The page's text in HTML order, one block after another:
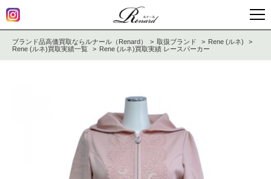
ブランド品高価買取ならルナール（Renard） 取扱ブランド
Rene (ルネ)
Rene (ルネ)買取実績一覧
Rene (ルネ)買取実績 レースパーカー